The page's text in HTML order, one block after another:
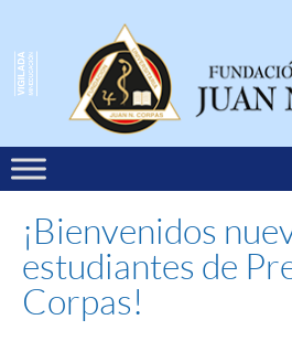
¡Bienvenidos
estudiantes de
Corpas!